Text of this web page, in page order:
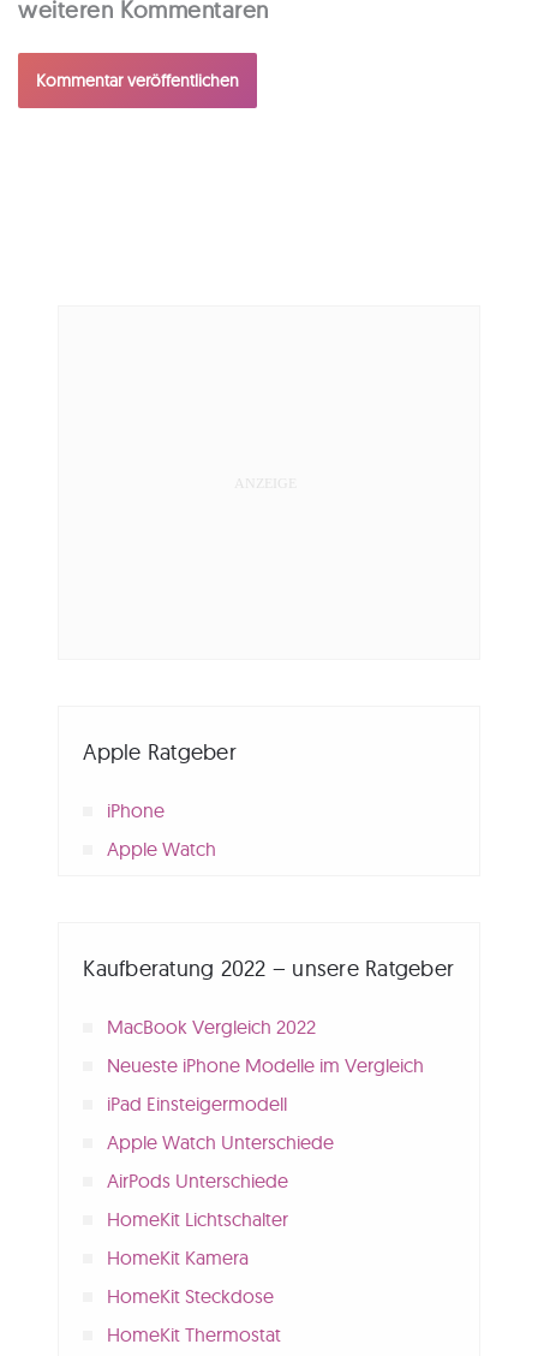
weiteren Kommentaren
Apple Ratgeber
iPhone
Apple Watch
Kaufberatung 2022 – unsere Ratgeber
MacBook Vergleich 2022
Neueste iPhone Modelle im Vergleich
iPad Einsteigermodell
Apple Watch Unterschiede
AirPods Unterschiede
HomeKit Lichtschalter
HomeKit Kamera
HomeKit Steckdose
HomeKit Thermostat